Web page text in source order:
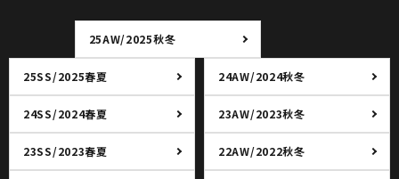
25AW/2025秋冬
25SS/2025春夏 24AW/2024秋冬
24SS/2024春夏 23AW/2023秋冬
23SS/2023春夏 22AW/2022秋冬